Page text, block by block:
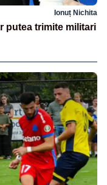
Ionuț Nichita
putea trimite militari